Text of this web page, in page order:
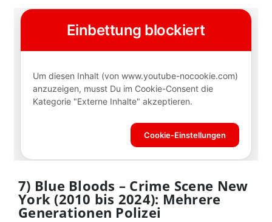
7) Blue Bloods – Crime Scene New
York (2010 bis 2024): Mehrere
Generationen Polizei